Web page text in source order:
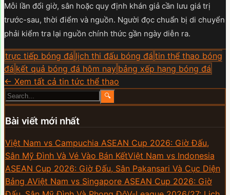
Mỗi lần đổi giờ, sân hoặc quy định khán giả cần lưu giá trị
trước-sau, thời điểm và nguồn. Người đọc chuẩn bị di chuyển
phải kiểm tra lại nguồn chính thức gần ngày diễn ra.
trực tiếp bóng đá lịch thi đấu bóng đá tin thể thao bóng
đá kết quả bóng đá hôm nay bảng xếp hạng bóng đá
← Xem tất cả tin tức thể thao
🔍
Bài viết mới nhất
Việt Nam vs Campuchia ASEAN Cup 2026: Giờ Đấu,
Sân Mỹ Đình Và Vé Vào Bán KếtViệt Nam vs Indonesia
ASEAN Cup 2026: Giờ Đấu, Sân Pakansari Và Cục Diện
Bảng AViệt Nam vs Singapore ASEAN Cup 2026: Giờ